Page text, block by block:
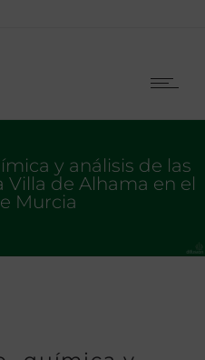
y análisis de las
Villa de Alhama en el
Murcia